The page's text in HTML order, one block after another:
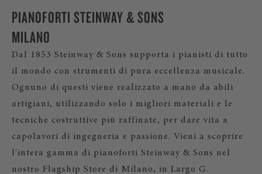
PIANOFORTI STEINWAY & SONS
MILANO
Dal 1853 Steinway & Sons supporta i pianisti di tutto
il mondo con strumenti di pura eccellenza musicale.
Ognuno di questi viene realizzato a mano da abili
artigiani, utilizzando solo i migliori materiali e le
tecniche costruttive più raffinate, per dare vita a
capolavori di ingegneria e passione. Vieni a scoprire
l'intera gamma di pianoforti Steinway & Sons nel
nostro Flagship Store di Milano, in Largo G.